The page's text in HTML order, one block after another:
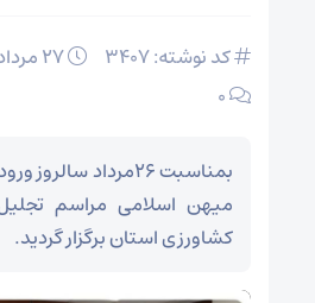
کد نوشته: 3407
۰
بمناسبت ۲۶مرداد
میهن اسلامی مراسم تجلیل
کشاورزی استان برگزار گردید.